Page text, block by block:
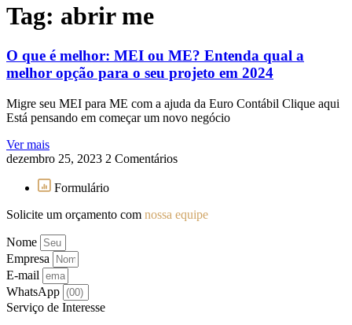
Tag: abrir me
O que é melhor: MEI ou ME? Entenda qual a
melhor opção para o seu projeto em 2024
Migre seu MEI para ME com a ajuda da Euro Contábil Clique aqui
Está pensando em começar um novo negócio
Ver mais
dezembro 25, 2023 2 Comentários
Formulário
Solicite um orçamento com nossa equipe
Nome
Empresa
E-mail
WhatsApp
Serviço de Interesse